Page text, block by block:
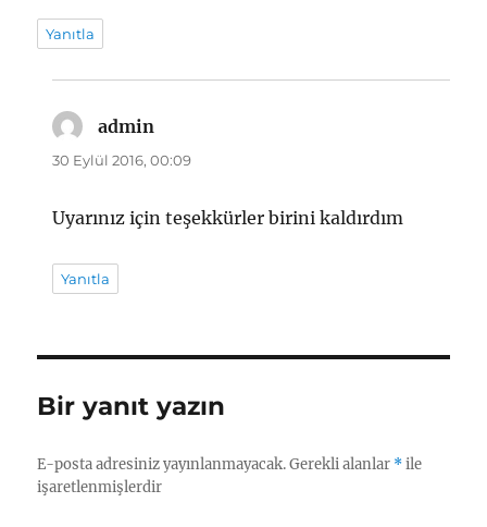
Yanıtla
admin
ki:
30 Eylül 2016, 00:09
Uyarınız için teşekkürler birini kaldırdım
Yanıtla
Bir yanıt yazın
E-posta adresiniz yayınlanmayacak. Gerekli alanlar *ile
işaretlenmişlerdir